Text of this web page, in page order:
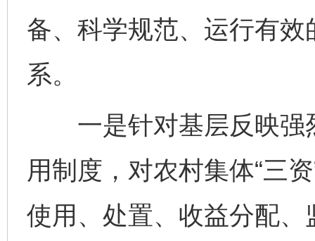
备、科学规范、运行有效
系。
一是针对基层反映强
用制度，对农村集体“三
使用、处置、收益分配